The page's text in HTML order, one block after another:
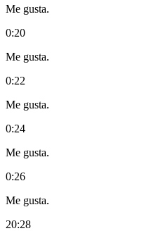
Me gusta.
0:20
Me gusta.
0:22
Me gusta.
0:24
Me gusta.
0:26
Me gusta.
20:28